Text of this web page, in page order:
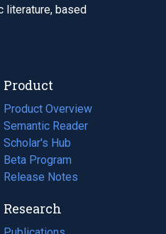
literature, based
Product
Product Overview
Semantic Reader
Scholar's Hub
Beta Program
Release Notes
Research